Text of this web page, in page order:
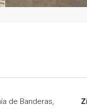
de Banderas,